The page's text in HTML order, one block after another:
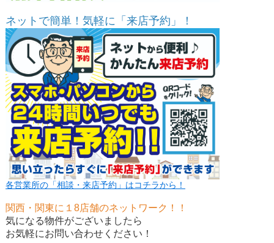
ネットで簡単！気軽に「来店予約」！
各営業所の「相談・来店予約」はコチラから！
関西・関東に１8店舗のネットワーク！！
気になる物件がございましたら
お気軽にお問い合わせください！